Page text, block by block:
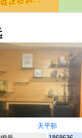
天平邨